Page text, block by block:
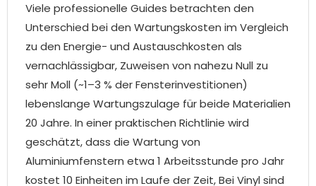
Viele professionelle Guides betrachten den
Unterschied bei den Wartungskosten im Vergleich
zu den Energie- und Austauschkosten als
vernachlässigbar, Zuweisen von nahezu Null zu
sehr Moll (~1–3 % der Fensterinvestitionen)
lebenslange Wartungszulage für beide Materialien
20 Jahre. In einer praktischen Richtlinie wird
geschätzt, dass die Wartung von
Aluminiumfenstern etwa 1 Arbeitsstunde pro Jahr
kostet 10 Einheiten im Laufe der Zeit, Bei Vinyl sind